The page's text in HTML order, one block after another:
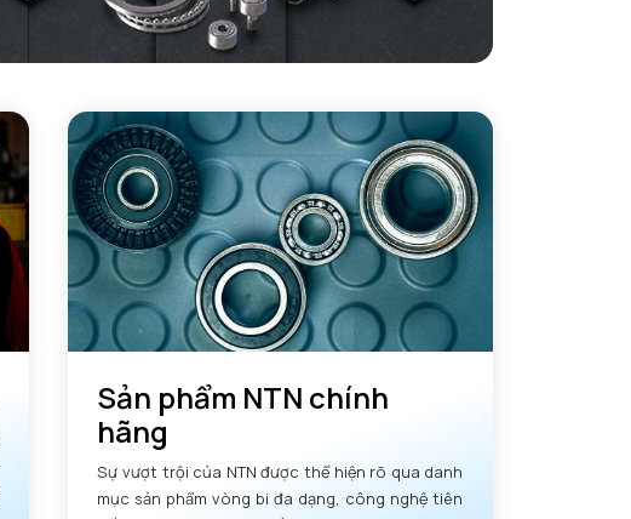
Sản phẩm NTN chính
hãng
Sự vượt trội của NTN được thể hiện rõ qua danh
mục sản phẩm vòng bi đa dạng, công nghệ tiên